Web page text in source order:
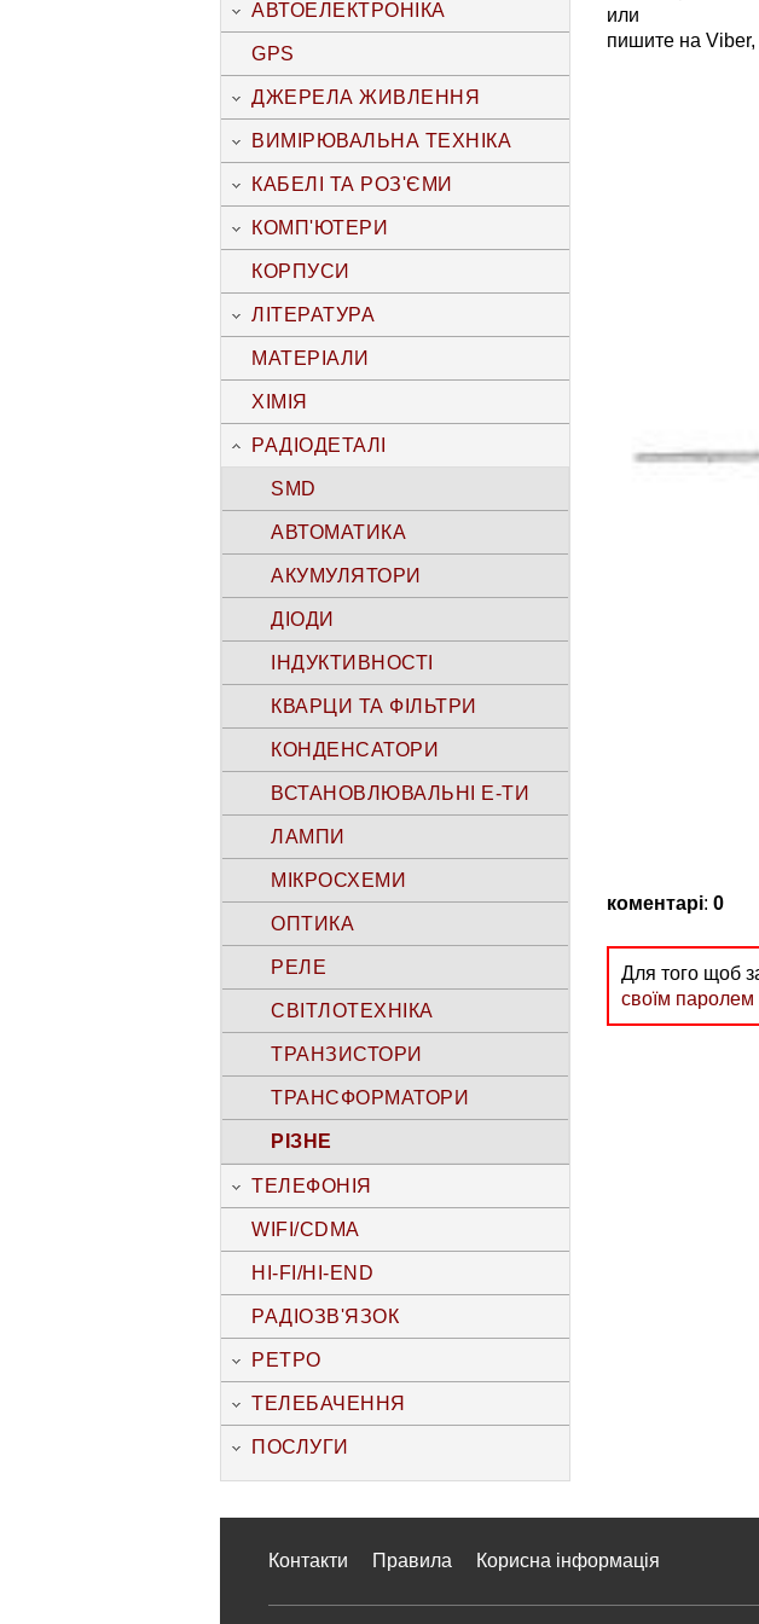
АВТОЕЛЕКТРОНІКА
GPS
ДЖЕРЕЛА ЖИВЛЕННЯ
ВИМІРЮВАЛЬНА ТЕХНІКА
КАБЕЛІ ТА РОЗ'ЄМИ
КОМП'ЮТЕРИ
КОРПУСИ
ЛІТЕРАТУРА
МАТЕРІАЛИ
ХІМІЯ
РАДІОДЕТАЛІ
SMD
АВТОМАТИКА
АКУМУЛЯТОРИ
ДІОДИ
ІНДУКТИВНОСТІ
КВАРЦИ ТА ФІЛЬТРИ
КОНДЕНСАТОРИ
ВСТАНОВЛЮВАЛЬНІ Е-ТИ
ЛАМПИ
МІКРОСХЕМИ
ОПТИКА
РЕЛЕ
СВІТЛОТЕХНІКА
ТРАНЗИСТОРИ
ТРАНСФОРМАТОРИ
РІЗНЕ
ТЕЛЕФОНІЯ
WIFI/CDMA
HI-FI/HI-END
РАДІОЗВ'ЯЗОК
РЕТРО
ТЕЛЕБАЧЕННЯ
ПОСЛУГИ
или
пишите на
коментарі: 0
Для того щоб
своїм паролем
Контакти Правила Корисна інформація